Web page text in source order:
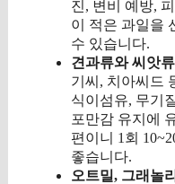
진, 변비 예방,
이 적은 과일을
수 있습니다.
견과류와 씨앗류
기씨, 치아씨드
식이섬유, 무기
포만감 유지에
편이니 1회
좋습니다.
오트밀, 그래놀